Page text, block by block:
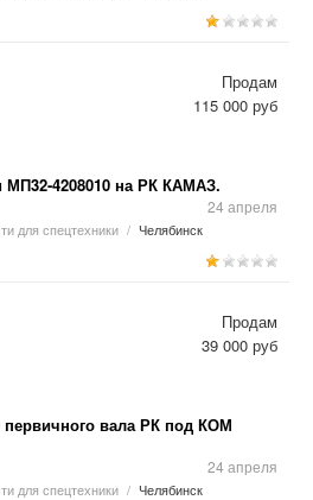
4208010 на РК КАМАЗ.
24 апреля
для спецтехники / Челябинск
Продам
115 000 руб
первичного вала РК под КОМ
24 апреля
для спецтехники / Челябинск
Продам
39 000 руб